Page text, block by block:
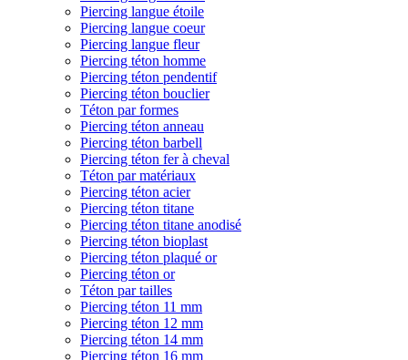
Piercing langue étoile
Piercing langue coeur
Piercing langue fleur
Piercing téton homme
Piercing téton pendentif
Piercing téton bouclier
Téton par formes
Piercing téton anneau
Piercing téton barbell
Piercing téton fer à cheval
Téton par matériaux
Piercing téton acier
Piercing téton titane
Piercing téton titane anodisé
Piercing téton bioplast
Piercing téton plaqué or
Piercing téton or
Téton par tailles
Piercing téton 11 mm
Piercing téton 12 mm
Piercing téton 14 mm
Piercing téton 16 mm